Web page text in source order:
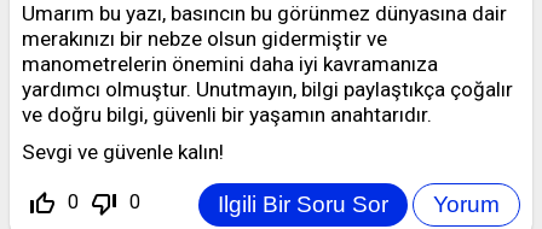
Umarım bu yazı, basıncın bu görünmez dünyasına dair
merakınızı bir nebze olsun gidermiştir ve
manometrelerin önemini daha iyi kavramanıza
yardımcı olmuştur. Unutmayın, bilgi paylaştıkça çoğalır
ve doğru bilgi, güvenli bir yaşamın anahtarıdır.
Sevgi ve güvenle kalın!
thumb_up_off_alt 0 thumb_down_off_alt 0